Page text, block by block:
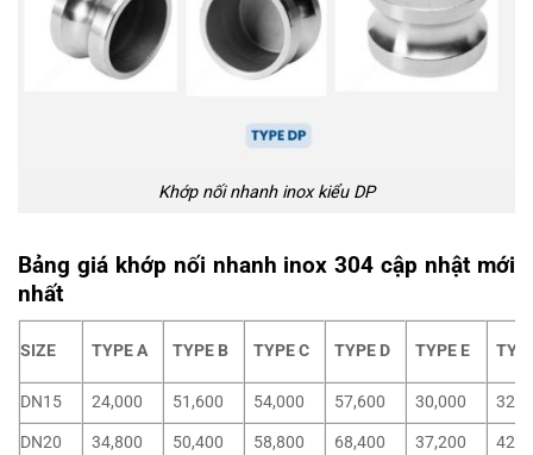
Khớp nối nhanh inox kiểu DP
Bảng giá khớp nối nhanh inox 304 cập nhật mới
nhất
SIZE TYPE A TYPE B TYPE C TYPE D TYPE E
DN15 24,000 51,600 54,000 57,600 30,000
DN20
34,800 50,400 58,800 68,400 37,200